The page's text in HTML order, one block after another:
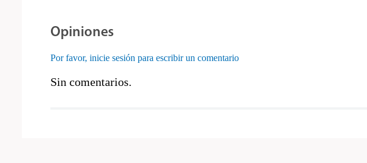
Opiniones
Por favor, inicie sesión para escribir un comentario
Sin comentarios.